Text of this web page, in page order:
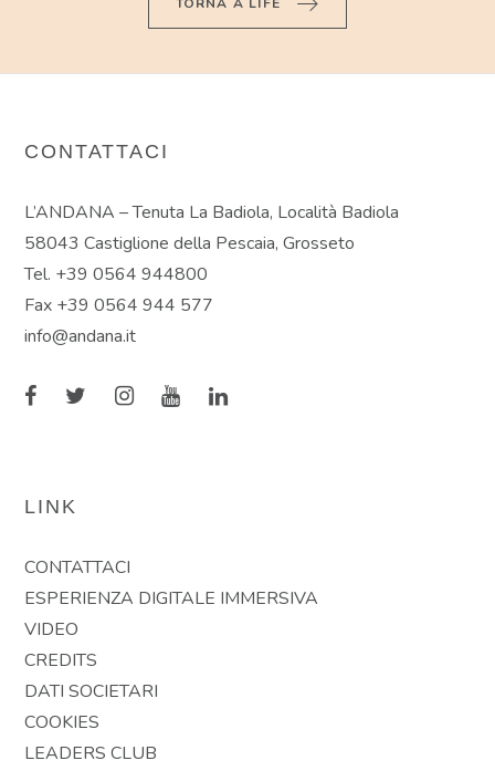
CONTATTACI
L’ANDANA – Tenuta La Badiola, Località Badiola
58043 Castiglione della Pescaia, Grosseto
Tel. +39 0564 944800
Fax +39 0564 944 577
info@andana.it
LINK
CONTATTACI
ESPERIENZA DIGITALE IMMERSIVA
VIDEO
CREDITS
DATI SOCIETARI
COOKIES
LEADERS CLUB